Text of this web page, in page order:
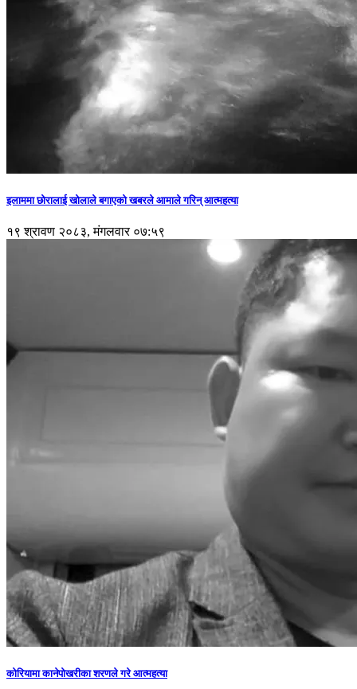
इलाममा छोरालाई खोलाले बगाएकाे खबरले आमाले गरिन् आत्महत्या
१९ श्रावण २०८३, मंगलवार ०७:५९
कोरियामा कानेपोखरीका शरणले गरे आत्महत्या